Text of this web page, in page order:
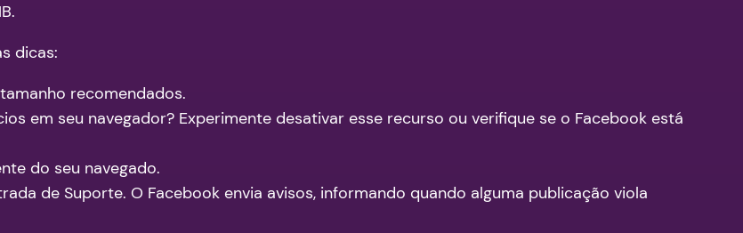
dicas:
recomendados.
em seu navegador? Experimente desativar esse recurso ou verifique se o Facebook está
do seu navegado.
de Suporte. O Facebook envia avisos, informando quando alguma publicação viola